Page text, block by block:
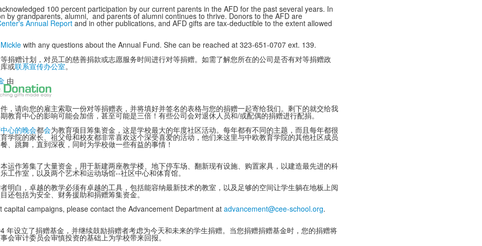
100 percent participation by our current parents in the AFD for the past several years. In
by grandparents, alumni, and parents of alumni continues to thrive. Donors to the AFD are
Annual Reportand in other publications, and AFD gifts are tax-deductible to the extent allowed
with any questions about the Annual Fund. She can be reached at 323-651-0707 ext. 139.
捐赠计划，对员工的慈善捐款或志愿服务时间进行对等捐赠。如需了解您所在的公司是否有对等捐赠政
或联系宣传办公室。
由
，请向您的雇主索取一份对等捐赠表，并将填好并签名的表格与您的捐赠一起寄给我们。剩下的就交给我
教育中心的影响可能会加倍，甚至可能是三倍！有些公司会对退休人员和/或配偶的捐赠进行配捐。
心的晚会都会为教育项目筹集资金，这是学校最大的年度社区活动。每年都有不同的主题，而且每年都很
学院的家长、祖父母和校友都非常喜欢这个深受喜爱的活动，他们来这里与中欧教育学院的其他社区成员
、跳舞，直到深夜，同时为学校做一些有益的事情！
运作筹集了大量资金，用于新建两座教学楼、地下停车场、翻新现有设施、购置家具，以建造最先进的科
工作室，以及两个艺术和运动场馆--社区中心和体育馆。
明白，卓越的教学必须有卓越的工具，包括能容纳最新技术的教室，以及足够的空间让学生躺在地板上阅
还包括为安全、财务援助和捐赠筹集资金。
capital campaigns, please contact the Advancement Department at advancement@cee-school.org.
年设立了捐赠基金，并继续鼓励捐赠者考虑为今天和未来的学生捐赠。当您捐赠捐赠基金时，您的捐赠将
会审计委员会审慎投资的基础上为学校带来回报。